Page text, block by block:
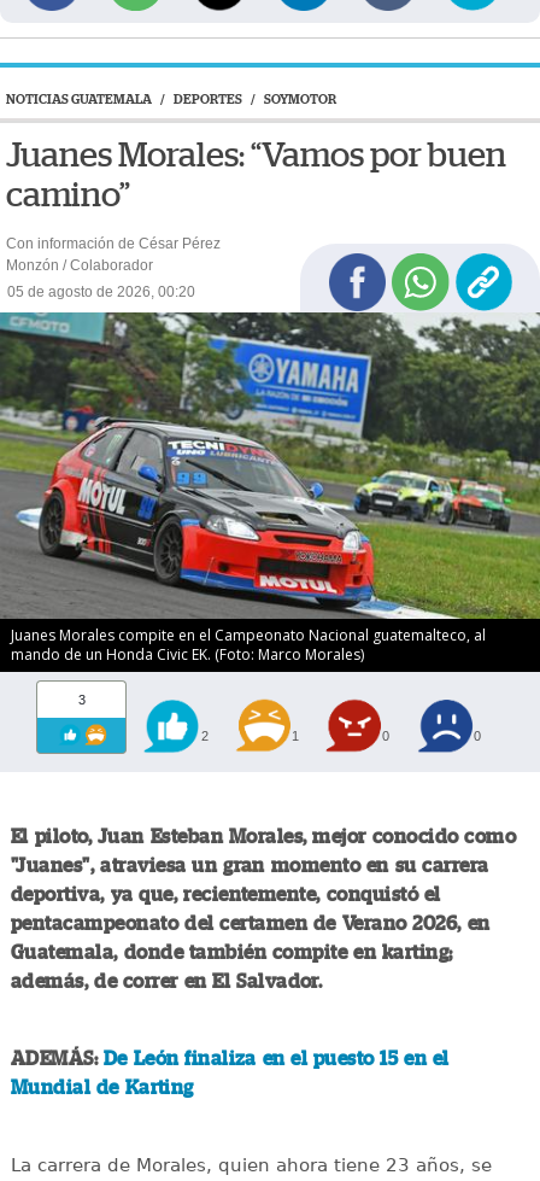
NOTICIAS GUATEMALA / DEPORTES / SOYMOTOR
Juanes Morales: “Vamos por buen
camino”
Con información de César Pérez
Monzón / Colaborador
05 de agosto de 2026, 00:20
Juanes Morales compite en el Campeonato Nacional guatemalteco, al
mando de un Honda Civic EK. (Foto: Marco Morales)
3
2 1 0 0
El piloto, Juan Esteban Morales, mejor conocido como
"Juanes", atraviesa un gran momento en su carrera
deportiva, ya que, recientemente, conquistó el
pentacampeonato del certamen de Verano 2026, en
Guatemala, donde también compite en karting;
además, de correr en El Salvador.
ADEMÁS: De León finaliza en el puesto 15 en el
Mundial de Karting
La carrera de Morales, quien ahora tiene 23 años, se